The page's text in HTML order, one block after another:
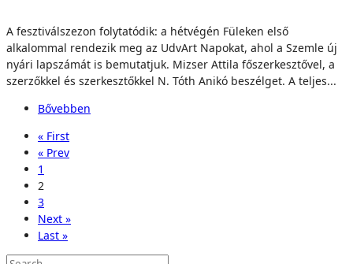
A fesztiválszezon folytatódik: a hétvégén Füleken első
alkalommal rendezik meg az UdvArt Napokat, ahol a Szemle új
nyári lapszámát is bemutatjuk. Mizser Attila főszerkesztővel, a
szerzőkkel és szerkesztőkkel N. Tóth Anikó beszélget. A teljes...
Bővebben
« First
« Prev
1
2
3
Next »
Last »